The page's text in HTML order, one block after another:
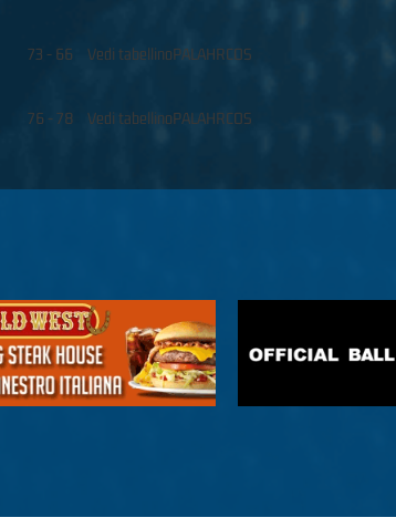
73 - 66 Vedi tabellinoPALAHRCOS
76 - 78 Vedi tabellinoPALAHRCOS